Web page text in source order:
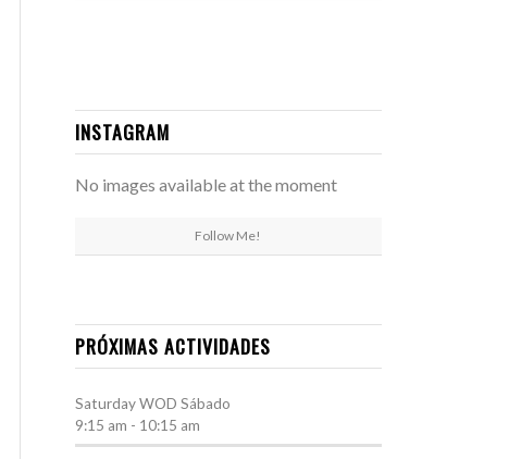
INSTAGRAM
No images available at the moment
Follow Me!
PRÓXIMAS ACTIVIDADES
Saturday WOD Sábado
9:15 am - 10:15 am